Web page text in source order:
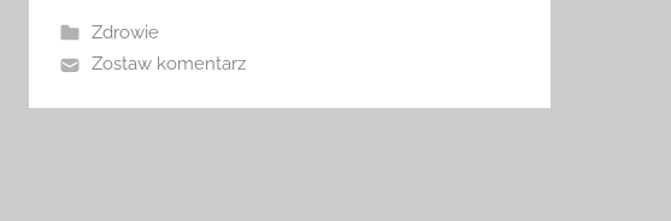
Zdrowie
Zostaw komentarz